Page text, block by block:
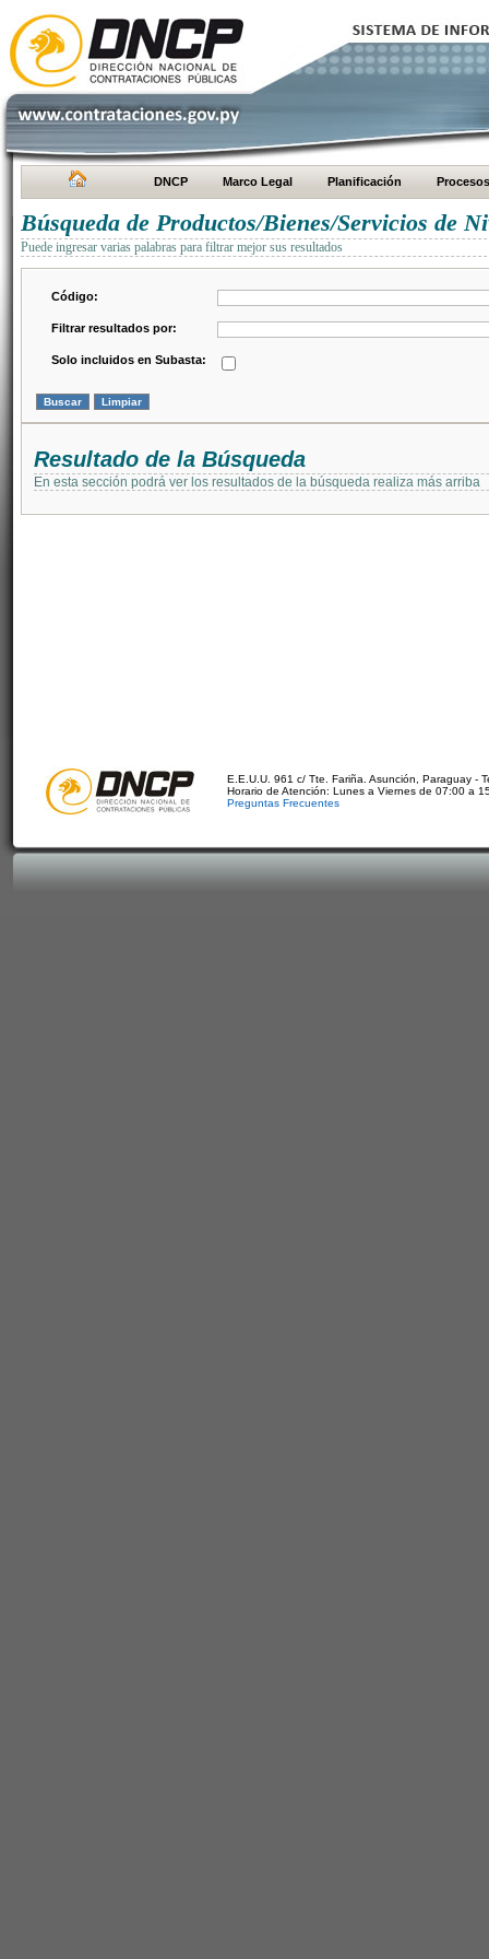
DNCP Marco Legal Planificación Procesos
Búsqueda de Productos/Bienes/Servicios de
Puede ingresar varias palabras para filtrar mejor sus resultados
Código:
Filtrar resultados por:
Solo incluidos en Subasta:
Resultado de la Búsqueda
En esta sección podrá ver los resultados de la búsqueda realiza más arriba
E.E.U.U. 961 c/ Tte. Fariña. Asunción, Paraguay -
Horario de Atención: Lunes a Viernes de 07:00 a
Preguntas Frecuentes